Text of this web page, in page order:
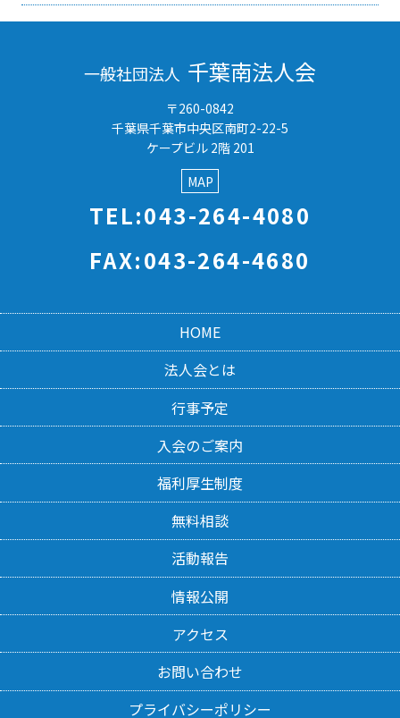
一般社団法人 千葉南法人会
〒260-0842
千葉県千葉市中央区南町2-22-5
ケープビル 2階 201
MAP
TEL:043-264-4080
FAX:043-264-4680
HOME
法人会とは
行事予定
入会のご案内
福利厚生制度
無料相談
活動報告
情報公開
アクセス
お問い合わせ
プライバシーポリシー